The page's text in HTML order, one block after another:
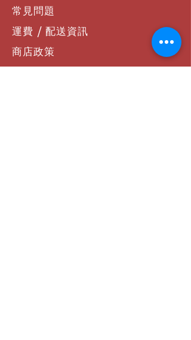
10%到90%，RHL非凝結狀態
單個喇叭重量
0.5公斤（1.1磅）
安裝深度：9.5公分（3.74英吋）
切口直徑
常見問題
運費 / 配送資訊
商店政策